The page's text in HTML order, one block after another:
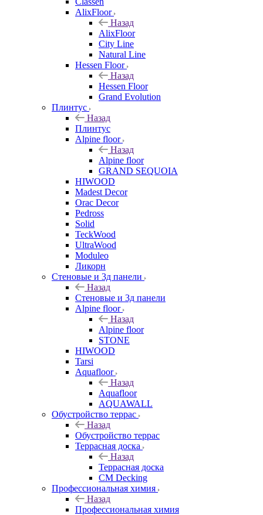
AlixFloor
Назад
AlixFloor
City Line
Natural Line
Hessen Floor
Назад
Hessen Floor
Grand Evolution
Плинтус
Назад
Плинтус
Alpine floor
Назад
Alpine floor
GRAND SEQUOIA
HIWOOD
Madest Decor
Orac Decor
Pedross
Solid
TeckWood
UltraWood
Moduleo
Ликорн
Стеновые и 3д панели
Назад
Стеновые и 3д панели
Alpine floor
Назад
Alpine floor
STONE
HIWOOD
Tarsi
Aquafloor
Назад
Aquafloor
AQUAWALL
Обустройство террас
Назад
Обустройство террас
Террасная доска
Назад
Террасная доска
CM Decking
Профессиональная химия
Назад
Профессиональная химия